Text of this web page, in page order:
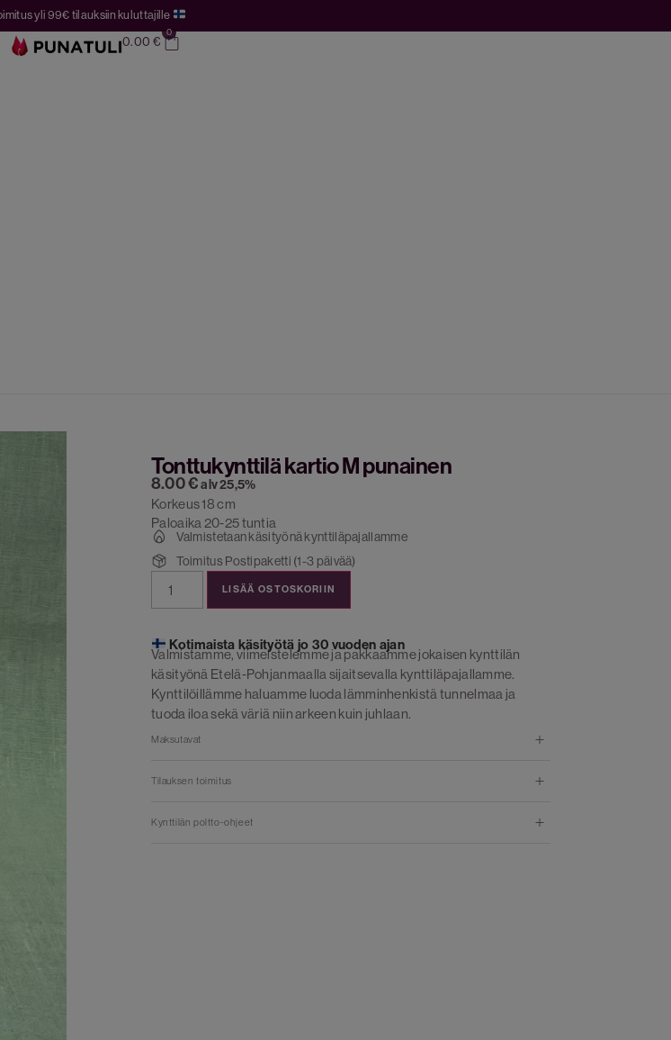
yli 99€ tilauksiin kuluttajille
0.00€
0
Tonttukynttilä kartio M punainen
8.00€ alv 25,5%
Korkeus 18 cm
Paloaika 20-25 tuntia
Valmistetaan käsityönä kynttiläpajallamme
Toimitus Postipaketti (1-3 päivää)
LISÄÄ OSTOSKORIIN
Kotimaista käsityötä jo 30 vuoden ajan
Valmistamme, viimeistelemme ja pakkaamme jokaisen kynttilän
käsityönä Etelä-Pohjanmaalla sijaitsevalla kynttiläpajallamme.
Kynttilöillämme haluamme luoda lämminhenkistä tunnelmaa ja
tuoda iloa sekä väriä niin arkeen kuin juhlaan.
Maksutavat
Tilauksen toimitus
Kynttilän poltto-ohjeet